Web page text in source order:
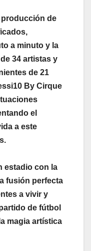
de
a minuto y la
34 artistas y
de 21
By Cirque
el
a este
estadio con la
fusión perfecta
a vivir y
de fútbol
magia artística